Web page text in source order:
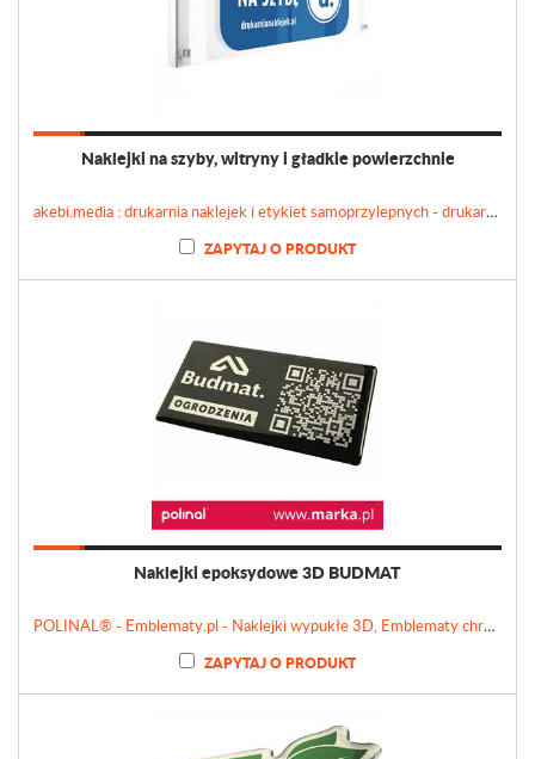
Naklejki na szyby, witryny i gładkie powierzchnie
akebi.media : drukarnia naklejek i etykiet samoprzylepnych - drukarnianaklejek.pl
ZAPYTAJ O PRODUKT
Naklejki epoksydowe 3D BUDMAT
POLINAL® - Emblematy.pl - Naklejki wypukłe 3D, Emblematy chromowane, Tabliczki, Etykiety
ZAPYTAJ O PRODUKT